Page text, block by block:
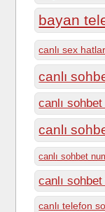
bayan
canlı sex
canlı
canlı
canlı
canlı sohbet
canlı
canlı telefon